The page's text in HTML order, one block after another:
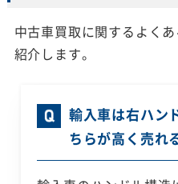
中古車買取に関するよく
紹介します。
輸入車は右ハン
ちらが高く売れ